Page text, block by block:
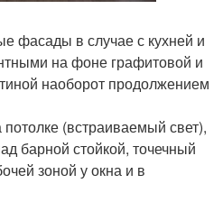
фасады в случае с кухней и
на фоне графитовой и
наоборот продолжением
(встраиваемый свет),
барной стойкой, точечный
зоной у окна и в